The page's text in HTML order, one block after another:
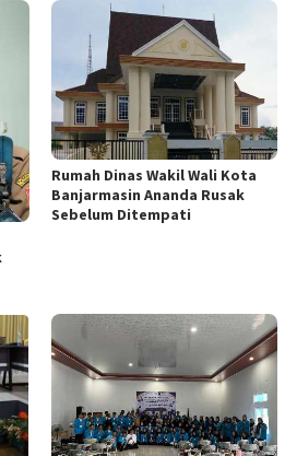
Rumah Dinas Wakil Wali Kota
Banjarmasin Ananda Rusak
Sebelum Ditempati